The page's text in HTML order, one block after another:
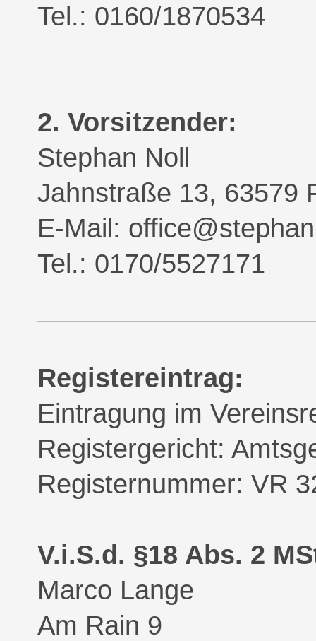
Tel.: 0160/1870534
2. Vorsitzender:
Stephan Noll
Jahnstraße 13, 63579
E-Mail:
Tel.: 0170/5527171
Registereintrag:
Eintragung im
Registergericht:
Registernummer: VR
V.i.S.d. §18 Abs. 2
Marco Lange
Am Rain 9